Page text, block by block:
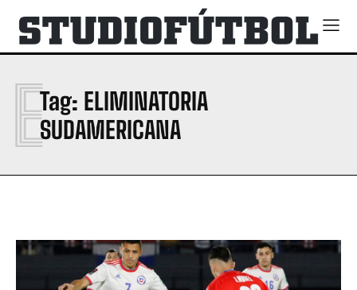
Tag: ELIMINATORIA
SUDAMERICANA
E